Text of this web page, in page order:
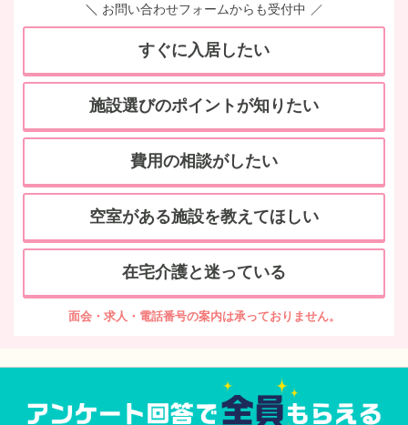
お問い合わせフォームからも受付中
すぐに入居したい
施設選びのポイントが知りたい
費用の相談がしたい
空室がある施設を教えてほしい
在宅介護と迷っている
面会・求人・電話番号の案内は承っておりません。